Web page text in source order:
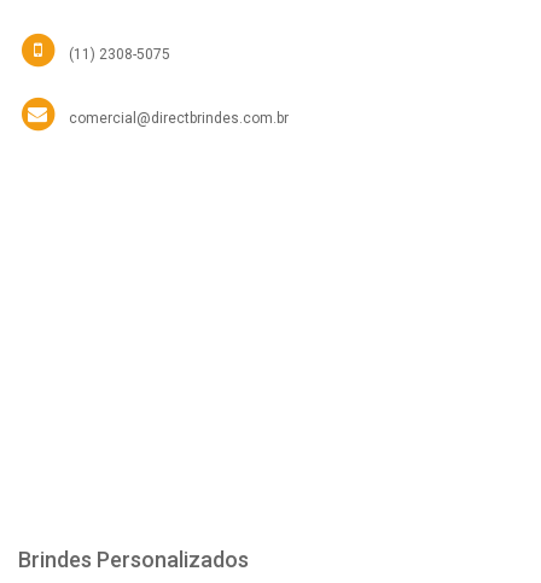
(11) 2308-5075
comercial@directbrindes.com.br
Brindes Personalizados